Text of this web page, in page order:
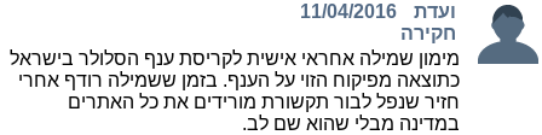
ועדת
חקירה
11/04/2016
מימון שמילה אחראי אישית לקריסת ענף הסלולר בישראל
כתוצאה מפיקוח הזוי על הענף. בזמן ששמילה רודף אחרי
חזיר שנפל לבור תקשורת מורידים את כל האתרים
במדינה מבלי שהוא שם לב.